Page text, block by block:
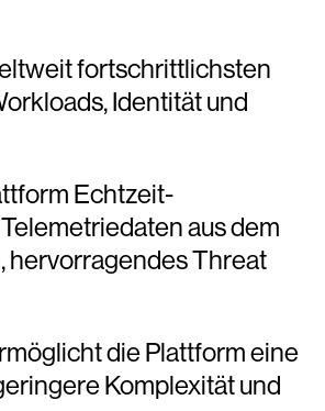
fortschrittlichsten
Identität und
Echtzeit-
aus dem
hervorragendes Threat
die Plattform eine
Komplexität und